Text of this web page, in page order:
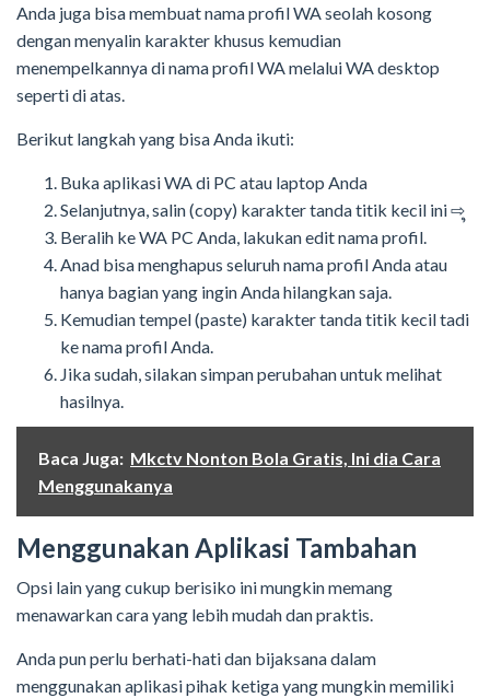
Anda juga bisa membuat nama profil WA seolah kosong
dengan menyalin karakter khusus kemudian
menempelkannya di nama profil WA melalui WA desktop
seperti di atas.
Berikut langkah yang bisa Anda ikuti:
Buka aplikasi WA di PC atau laptop Anda
Selanjutnya, salin (copy) karakter tanda titik kecil ini⇨
Beralih ke WA PC Anda, lakukan edit nama profil.
Anad bisa menghapus seluruh nama profil Anda atau
hanya bagian yang ingin Anda hilangkan saja.
Kemudian tempel (paste) karakter tanda titik kecil tadi
ke nama profil Anda.
Jika sudah, silakan simpan perubahan untuk melihat
hasilnya.
Baca Juga: Mkctv Nonton Bola Gratis, Ini dia Cara
Menggunakanya
Menggunakan Aplikasi Tambahan
Opsi lain yang cukup berisiko ini mungkin memang
menawarkan cara yang lebih mudah dan praktis.
Anda pun perlu berhati-hati dan bijaksana dalam
menggunakan aplikasi pihak ketiga yang mungkin memiliki